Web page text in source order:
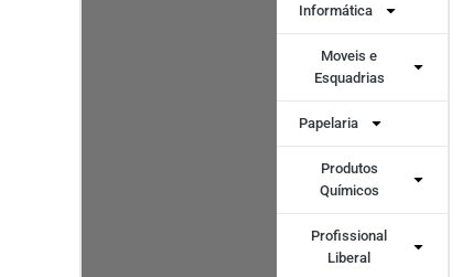
Informática
Moveis e
Esquadrias
Papelaria
Produtos
Químicos
Profissional
Liberal